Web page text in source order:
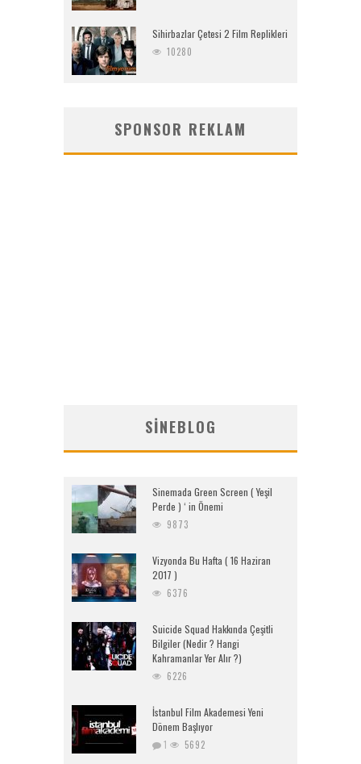
Sihirbazlar Çetesi 2 Film Replikleri
10280
SPONSOR REKLAM
SINEBLOG
Sinemada Green Screen ( Yeşil
Perde ) ‘ in Önemi
9873
Vizyonda Bu Hafta ( 16 Haziran
2017 )
6376
Suicide Squad Hakkında Çeşitli
Bilgiler (Nedir ? Hangi
Kahramanlar Yer Alır ?)
6226
İstanbul Film Akademesi Yeni
Dönem Başlıyor
1 5692